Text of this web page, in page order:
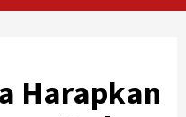
Harapkan